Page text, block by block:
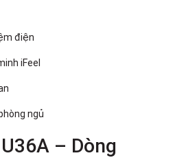
điện
iFeel
ngủ
– Dòng